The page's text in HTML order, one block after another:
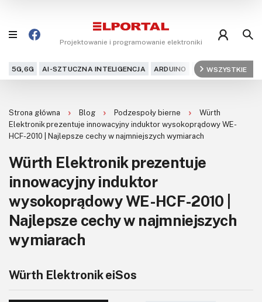
Projektowanie i programowanie elektroniki
5G,6G AI-SZTUCZNA INTELIGENCJA ARDUINO ARM AUDIO
WSZYSTKIE
Projekty
DIY+
Czytelnia
Dla Ciebie
Strona główna Blog Podzespoły bierne
Würth
Elektronik prezentuje innowacyjny induktor wysokoprądowy WE-
HCF-2010 | Najlepsze cechy w najmniejszych wymiarach
Würth Elektronik prezentuje
innowacyjny induktor
wysokoprądowy WE-HCF-2010 |
Najlepsze cechy w najmniejszych
wymiarach
Würth Elektronik eiSos